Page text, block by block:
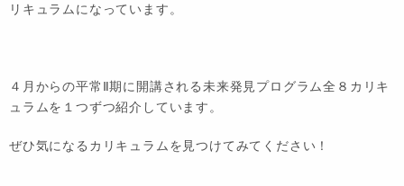
リキュラムになっています。
４月からの平常Ⅱ期に開講される未来発見プログラム全８カリキ
ュラムを１つずつ紹介しています。
ぜひ気になるカリキュラムを見つけてみてください！